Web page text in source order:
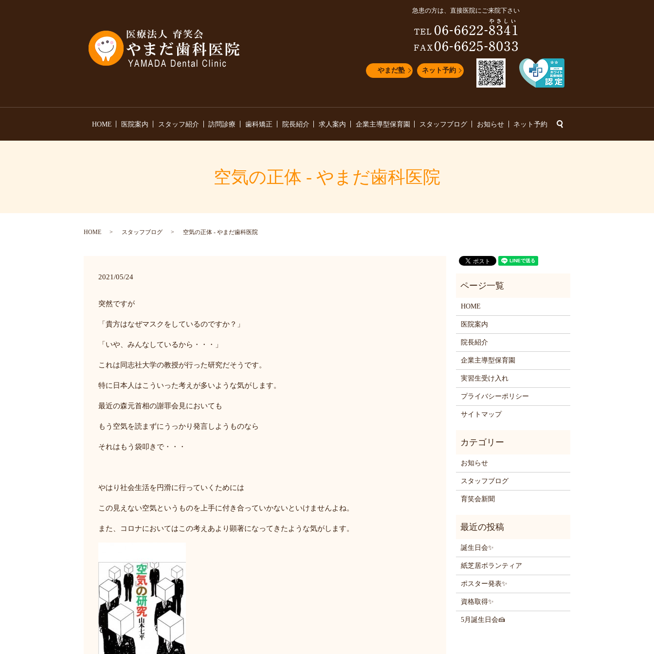
急患の方は、直接医院にご来院下さい
やまだ塾 ネット予約
HOME 医院案内 スタッフ紹介 訪問診療 歯科矯正 院長紹介 求人案内 企業主導型保育園 スタッフブログ お知らせ ネット予約
空気の正体 - やまだ歯科医院
HOME スタッフブログ 空気の正体 - やまだ歯科医院
2021/05/24
突然ですが
「貴方はなぜマスクをしているのですか？」
「いや、みんなしているから・・・」
これは同志社大学の教授が行った研究だそうです。
特に日本人はこういった考えが多いような気がします。
最近の森元首相の謝罪会見においても
もう空気を読まずにうっかり発言しようものなら
それはもう袋叩きで・・・
やはり社会生活を円滑に行っていくためには
この見えない空気というものを上手に付き合っていかないといけませんよね。
また、コロナにおいてはこの考えあより顕著になってきたような気がします。
HOME
医院案内
院長紹介
企業主導型保育園
実習生受け入れ
プライバシーポリシー
サイトマップ
お知らせ
スタッフブログ
育笑会新聞
誕生日会✨
紙芝居ボランティア
ポスター発表✨
資格取得✨
5月誕生日会🍰